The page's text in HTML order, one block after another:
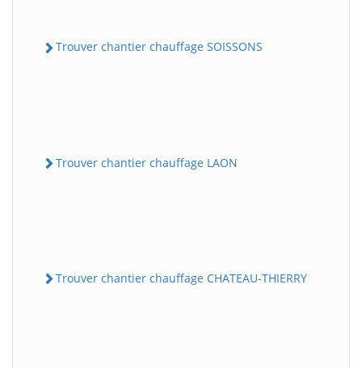
Trouver chantier chauffage SOISSONS
Trouver chantier chauffage LAON
Trouver chantier chauffage CHATEAU-THIERRY